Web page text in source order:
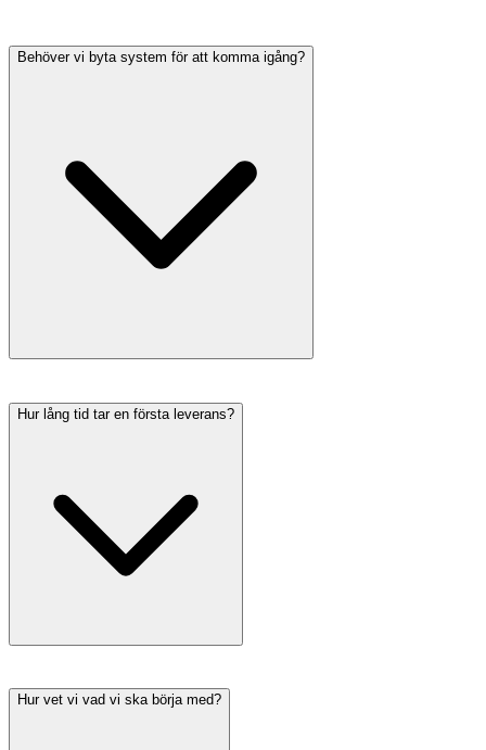
Behöver vi byta system för att komma igång?
Hur lång tid tar en första leverans?
Hur vet vi vad vi ska börja med?